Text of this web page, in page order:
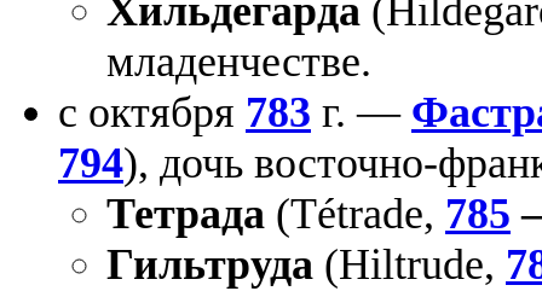
Хильдегарда
младенчестве.
с октября 783 г. —
794), дочь восточно-
Тетрада (Tétrade, 785
Гильтруда (Hiltrude,